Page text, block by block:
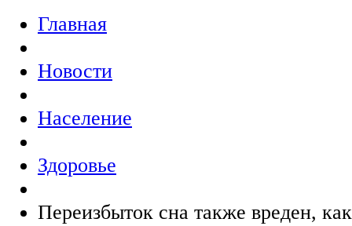
Главная
Новости
Население
Здоровье
Переизбыток сна также вреден,